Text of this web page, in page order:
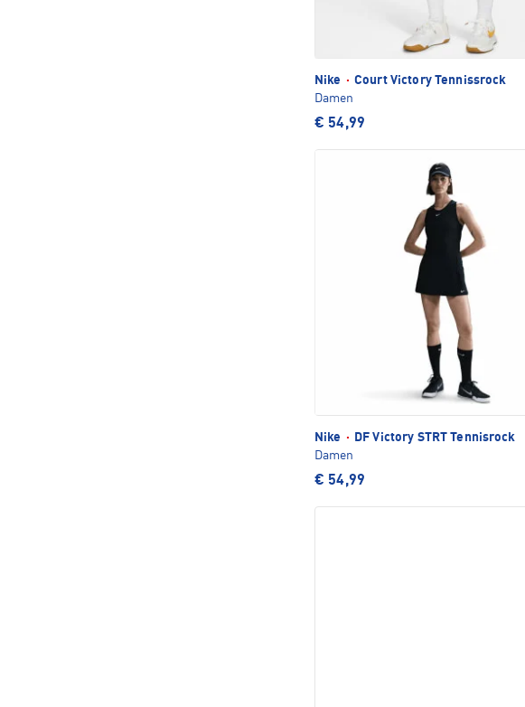
Nike · Court Victory Tennissrock
Damen
€ 54,99
Nike ·
DF Victory STRT Tennisrock
Damen
€ 54,99